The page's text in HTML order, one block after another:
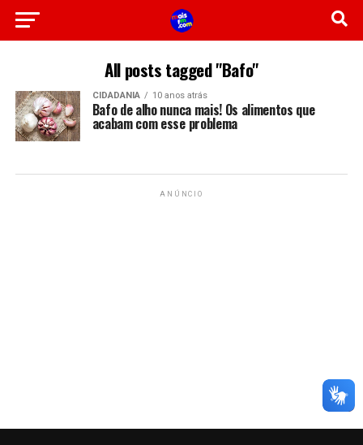
All posts tagged "Bafo"
CIDADANIA 10 anos atrás
Bafo de alho nunca mais! Os alimentos que
acabam com esse problema
ANÚNCIO